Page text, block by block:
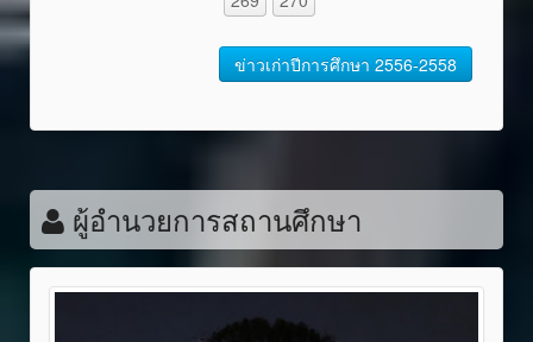
ข่าวเก่าปีการศึกษา 2556-2558
ผู้อำนวยการสถานศึกษา